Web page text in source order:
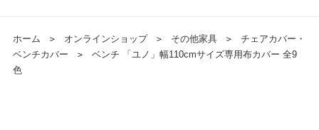
ホーム ＞ オンラインショップ ＞ その他家具 ＞
チェアカバー・
ベンチカバー
＞
ベンチ 「ユノ」幅110cmサイズ専用布カバー 全9
色